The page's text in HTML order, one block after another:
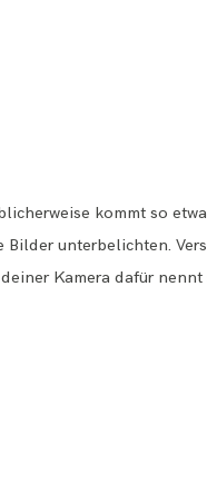
kommt so
unterbelichten.
Kamera dafür nennt